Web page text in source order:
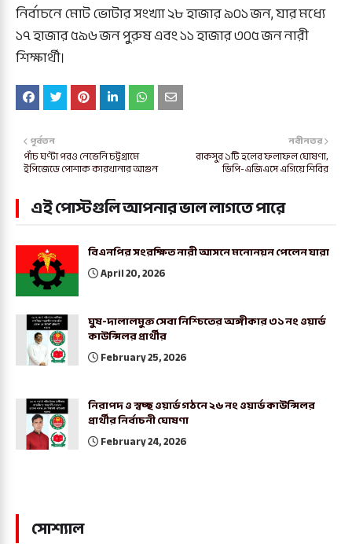
নির্বাচনে মোট ভোটার সংখ্যা ২৮ হাজার ৯০১ জন, যার মধ্যে
১৭ হাজার ৫৯৬ জন পুরুষ এবং ১১ হাজার ৩০৫ জন নারী
শিক্ষার্থী।
নবীনতর
রাকসুর ১টি হলের ফলাফল ঘোষণা,
ভিপি-এজিএসে এগিয়ে শিবির
পূর্বতন
পাঁচ ঘণ্টা পরও নেভেনি চট্টগ্রামে
ইপিজেডে পোশাক কারখানার আগুন
এই পোস্টগুলি আপনার ভাল লাগতে পারে
বিএনপির সংরক্ষিত নারী আসনে মনোনয়ন পেলেন যারা
April 20, 2026
ঘুষ-দালালমুক্ত সেবা নিশ্চিতের অঙ্গীকার ৩১ নং ওয়ার্ড
কাউন্সিলর প্রার্থীর
February 25, 2026
নিরাপদ ও স্বচ্ছ ওয়ার্ড গঠনে ২৬ নং ওয়ার্ড কাউন্সিলর
প্রার্থীর নির্বাচনী ঘোষণা
February 24, 2026
সোশ্যাল